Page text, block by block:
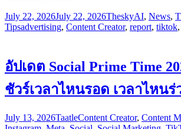
July 22, 2026July 22, 2026TheskyAI, News,
Tipsadvertising, Content Creator, report, tiktok,
อัปเดต Social Prime Time
ชัวร์เวลาไหนรอด เวลาไหนร่
July 13, 2026TaatleContent Creator, Content